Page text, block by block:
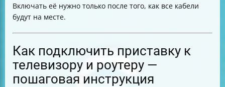
Включать её нужно только после того, как все кабели
будут на месте.
Как подключить приставку к
телевизору и роутеру —
пошаговая инструкция